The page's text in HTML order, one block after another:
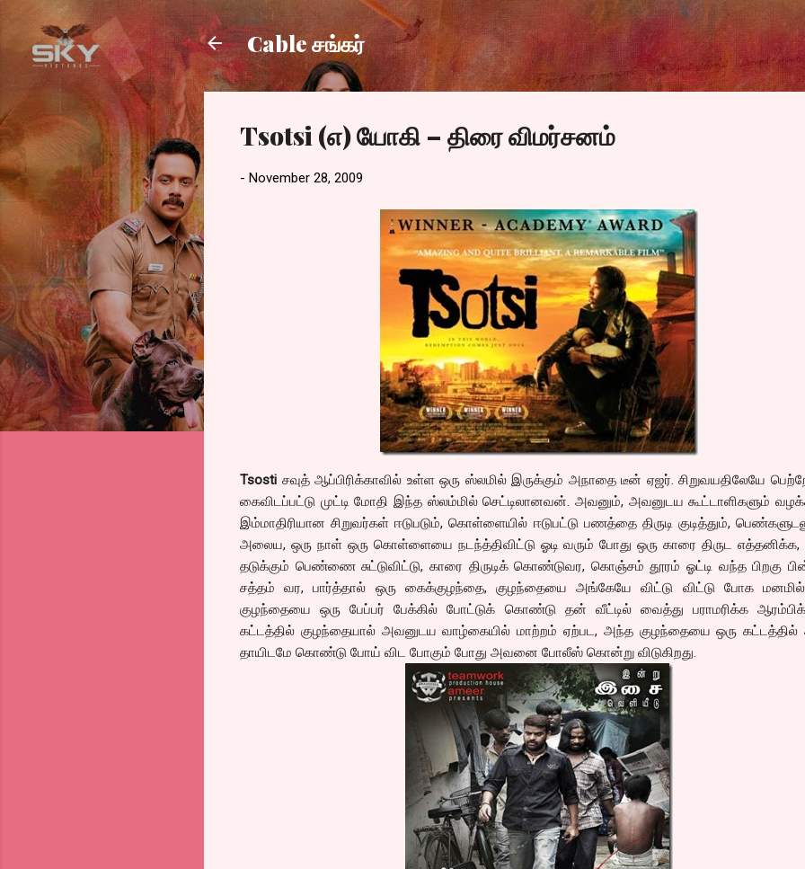
Skip to main content
Cable சங்கர்
Tsotsi (எ) யோகி – திரை விமர்சனம்
- November 28, 2009
Tsosti சவுத் ஆப்பிரிக்காவில் உள்ள ஒரு ஸ்லமில் இருக்கும் அநாதை டீன் ஏஜர். சிறுவயதிலேயே
கைவிடப்பட்டு முட்டி மோதி இந்த ஸ்லம்மில் செட்டிலானவன். அவனும், அவனுடய கூட்டாளிகளும்
இம்மாதிரியான சிறுவர்கள் ஈடுபடும், கொள்ளையில் ஈடுபட்டு பணத்தை திருடி குடித்தும்,
அலைய, ஒரு நாள் ஒரு கொள்ளையை நடந்த்திவிட்டு ஓடி வரும் போது ஒரு காரை திருட
தடுக்கும் பெண்ணை சுட்டுவிட்டு, காரை திருடிக் கொண்டுவர, கொஞ்சம் தூரம் ஓட்டி வந்த பிறகு
சத்தம் வர, பார்த்தால் ஒரு கைக்குழந்தை, குழந்தையை அங்கேயே விட்டு விட்டு போக
குழந்தையை ஒரு பேப்பர் பேக்கில் போட்டுக் கொண்டு தன் வீட்டில் வைத்து பராமரிக்க
கட்டத்தில் குழந்தையால் அவனுடய வாழ்கையில் மாற்றம் ஏற்பட, அந்த குழந்தையை ஒரு
தாயிடமே கொண்டு போய் விட போகும் போது அவனை போலீஸ் கொன்று விடுகிறது.